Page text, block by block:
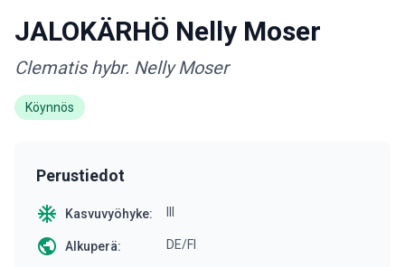
JALOKÄRHÖ Nelly Moser
Clematis hybr. Nelly Moser
Köynnös
Perustiedot
ac_unit Kasvuvyöhyke:
public Alkuperä: DE/FI